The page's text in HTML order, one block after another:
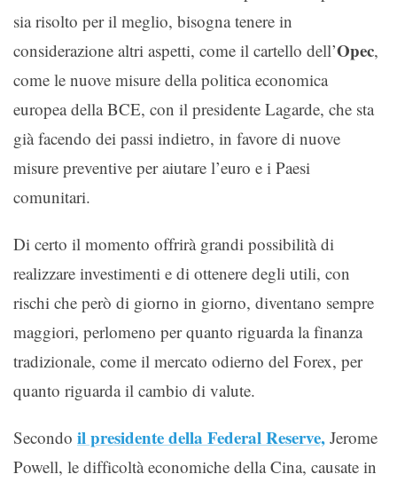
sia risolto per il meglio, bisogna tenere in
considerazione altri aspetti, come il cartello dell’Opec,
come le nuove misure della politica economica
europea della BCE, con il presidente Lagarde, che sta
già facendo dei passi indietro, in favore di nuove
misure preventive per aiutare l’euro e i Paesi
comunitari.
Di certo il momento offrirà grandi possibilità di
realizzare investimenti e di ottenere degli utili, con
rischi che però di giorno in giorno, diventano sempre
maggiori, perlomeno per quanto riguarda la finanza
tradizionale, come il mercato odierno del Forex, per
quanto riguarda il cambio di valute.
Secondo il presidente della Federal Reserve, Jerome
Powell, le difficoltà economiche della Cina, causate in